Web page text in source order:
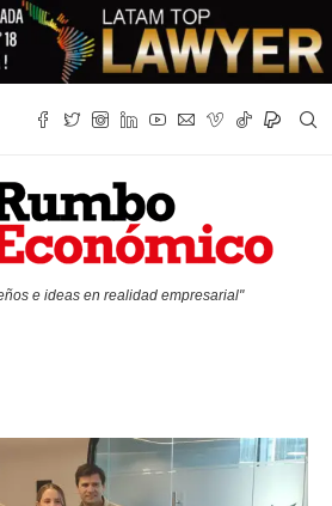
e ideas en realidad empresarial"